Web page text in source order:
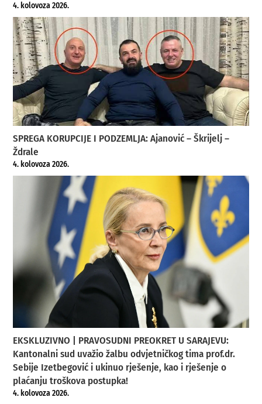
4. kolovoza 2026.
SPREGA KORUPCIJE I PODZEMLJA: Ajanović – Škrijelj –
Ždrale
4. kolovoza 2026.
EKSKLUZIVNO | PRAVOSUDNI PREOKRET U SARAJEVU:
Kantonalni sud uvažio žalbu odvjetničkog tima prof.dr.
Sebije Izetbegović i ukinuo rješenje, kao i rješenje o
plaćanju troškova postupka!
4. kolovoza 2026.